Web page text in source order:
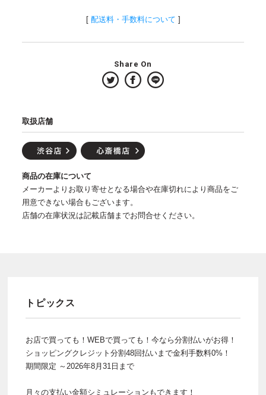
[ 配送料・手数料について ]
Share On
取扱店舗
商品の在庫について
メーカーよりお取り寄せとなる場合や在庫切れにより商品をご
用意できない場合もございます。
店舗の在庫状況は記載店舗までお問合せください。
トピックス
お店で買っても！WEBで買っても！今なら分割払いがお得！
ショッピングクレジット分割48回払いまで金利手数料0%！
期間限定 ～2026年8月31日まで
月々の支払い金額シミュレーションもできます！